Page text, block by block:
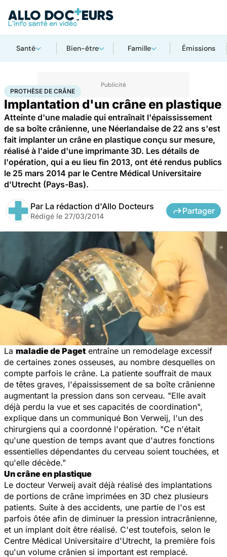
Santé Bien-être Famille Émissions
AccueilSantéMaladiesProthèse de crâne
PROTHÈSE DE CRÂNE
Implantation d'un crâne en plastique
Atteinte d'une maladie qui entraînait l'épaississement
de sa boîte crânienne, une Néerlandaise de 22 ans s'est
fait implanter un crâne en plastique conçu sur mesure,
réalisé à l'aide d'une imprimante 3D. Les détails de
l'opération, qui a eu lieu fin 2013, ont été rendus publics
le 25 mars 2014 par le Centre Médical Universitaire
d'Utrecht (Pays-Bas).
Par La rédaction d'Allo Docteurs
Rédigé le 27/03/2014
Partager
La maladie de Paget entraîne un remodelage excessif
de certaines zones osseuses, au nombre desquelles on
compte parfois le crâne. La patiente souffrait de maux
de têtes graves, l'épaississement de sa boîte crânienne
augmentant la pression dans son cerveau. "Elle avait
déjà perdu la vue et ses capacités de coordination",
explique dans un communiqué Bon Verweij, l'un des
chirurgiens qui a coordonné l'opération. "Ce n'était
qu'une question de temps avant que d'autres fonctions
essentielles dépendantes du cerveau soient touchées, et
qu'elle décède."
Un crâne en plastique
Le docteur Verweij avait déjà réalisé des implantations
de portions de crâne imprimées en 3D chez plusieurs
patients. Suite à des accidents, une partie de l'os est
parfois ôtée afin de diminuer la pression intracrânienne,
et un implant doit être réalisé. C'est toutefois, selon le
Centre Médical Universitaire d'Utrecht, la première fois
qu'un volume crânien si important est remplacé.